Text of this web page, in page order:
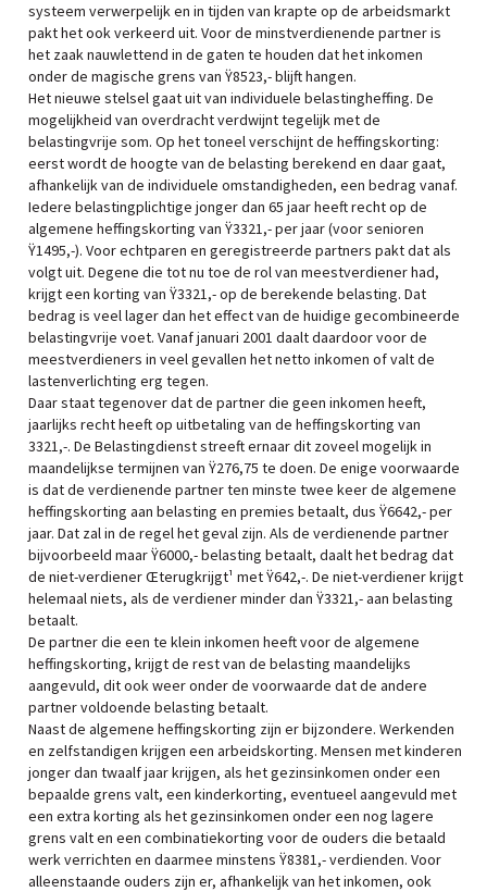
systeem verwerpelijk en in tijden van krapte op de arbeidsmarkt
pakt het ook verkeerd uit. Voor de minstverdienende partner is
het zaak nauwlettend in de gaten te houden dat het inkomen
onder de magische grens van Ÿ8523,- blijft hangen.
Het nieuwe stelsel gaat uit van individuele belastingheffing. De
mogelijkheid van overdracht verdwijnt tegelijk met de
belastingvrije som. Op het toneel verschijnt de heffingskorting:
eerst wordt de hoogte van de belasting berekend en daar gaat,
afhankelijk van de individuele omstandigheden, een bedrag vanaf.
Iedere belastingplichtige jonger dan 65 jaar heeft recht op de
algemene heffingskorting van Ÿ3321,- per jaar (voor senioren
Ÿ1495,-). Voor echtparen en geregistreerde partners pakt dat als
volgt uit. Degene die tot nu toe de rol van meestverdiener had,
krijgt een korting van Ÿ3321,- op de berekende belasting. Dat
bedrag is veel lager dan het effect van de huidige gecombineerde
belastingvrije voet. Vanaf januari 2001 daalt daardoor voor de
meestverdieners in veel gevallen het netto inkomen of valt de
lastenverlichting erg tegen.
Daar staat tegenover dat de partner die geen inkomen heeft,
jaarlijks recht heeft op uitbetaling van de heffingskorting van
3321,-. De Belastingdienst streeft ernaar dit zoveel mogelijk in
maandelijkse termijnen van Ÿ276,75 te doen. De enige voorwaarde
is dat de verdienende partner ten minste twee keer de algemene
heffingskorting aan belasting en premies betaalt, dus Ÿ6642,- per
jaar. Dat zal in de regel het geval zijn. Als de verdienende partner
bijvoorbeeld maar Ÿ6000,- belasting betaalt, daalt het bedrag dat
de niet-verdiener Œterugkrijgt¹ met Ÿ642,-. De niet-verdiener krijgt
helemaal niets, als de verdiener minder dan Ÿ3321,- aan belasting
betaalt.
De partner die een te klein inkomen heeft voor de algemene
heffingskorting, krijgt de rest van de belasting maandelijks
aangevuld, dit ook weer onder de voorwaarde dat de andere
partner voldoende belasting betaalt.
Naast de algemene heffingskorting zijn er bijzondere. Werkenden
en zelfstandigen krijgen een arbeidskorting. Mensen met kinderen
jonger dan twaalf jaar krijgen, als het gezinsinkomen onder een
bepaalde grens valt, een kinderkorting, eventueel aangevuld met
een extra korting als het gezinsinkomen onder een nog lagere
grens valt en een combinatiekorting voor de ouders die betaald
werk verrichten en daarmee minstens Ÿ8381,- verdienden. Voor
alleenstaande ouders zijn er, afhankelijk van het inkomen, ook